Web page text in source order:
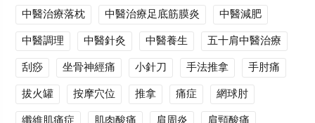
中醫治療落枕
中醫治療足底筋膜炎
中醫減肥
中醫調理
中醫針灸 中醫養生
五十肩中醫治療
刮痧
坐骨神經痛 小針刀 手法推拿
手肘痛
拔火罐
按摩穴位 推拿 痛症
網球肘